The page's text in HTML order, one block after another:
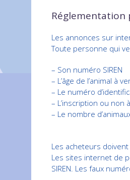
Réglementation
Les annonces sur
Toute personne qui
– Son numéro SIREN
– L’âge de l’animal à
– Le numéro
– L’inscription ou non
– Le nombre
Les acheteurs
Les sites internet de
SIREN. Les faux